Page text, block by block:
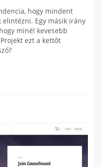
hogy mindent
Egy másik irány
minél kevesebb
ezt a kettőt